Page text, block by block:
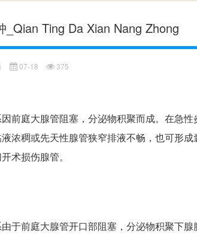
_Qian Ting Da Xian Nang Zhong
07-18 375
前庭大腺管阻塞，分泌物积聚而成。在急
浓稠或先天性腺管狭窄排液不畅，也可形
术损伤腺管。
于前庭大腺管开口部阻塞，分泌物积聚下腺